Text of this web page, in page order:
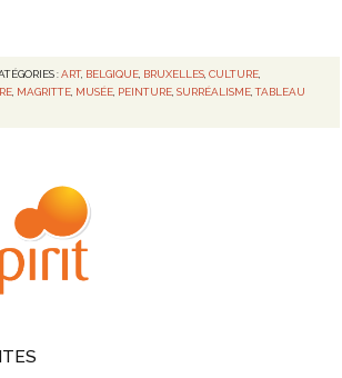
:ART, BELGIQUE, BRUXELLES, CULTURE,
, MAGRITTE, MUSÉE, PEINTURE,SURRÉALISME,TABLEAU